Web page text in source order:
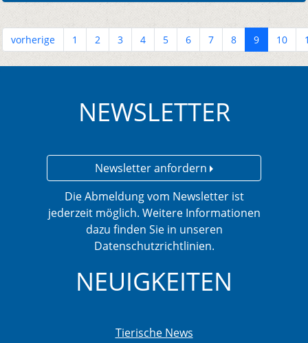
vorherige 1 2 3 4 5 6 7 8 9 10
NEWSLETTER
Newsletter anfordern
Die Abmeldung vom Newsletter ist
jederzeit möglich. Weitere Informationen
dazu finden Sie in unseren
Datenschutzrichtlinien.
NEUIGKEITEN
Tierische News